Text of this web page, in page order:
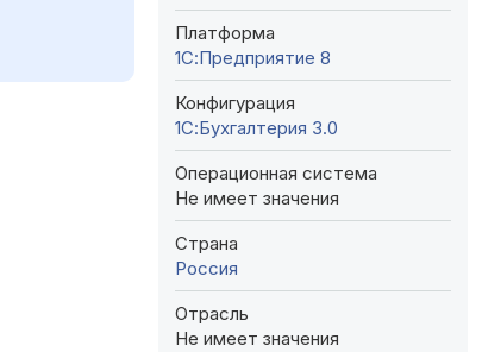
Платформа
1С:Предприятие 8
Конфигурация
1С:Бухгалтерия 3.0
Операционная система
Не имеет значения
Страна
Россия
Отрасль
Не имеет значения